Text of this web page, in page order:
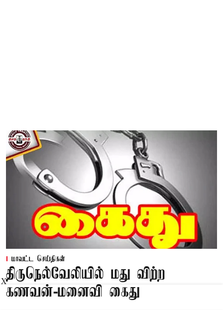
மாவட்ட செய்திகள்
திருநெல்வேலியில் மது விற்ற
கணவன்-மனைவி கைது
X